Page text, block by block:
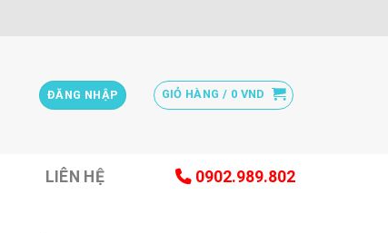
ĐĂNG NHẬP GIỎ HÀNG / 0 VND
LIÊN HỆ 0902.989.802